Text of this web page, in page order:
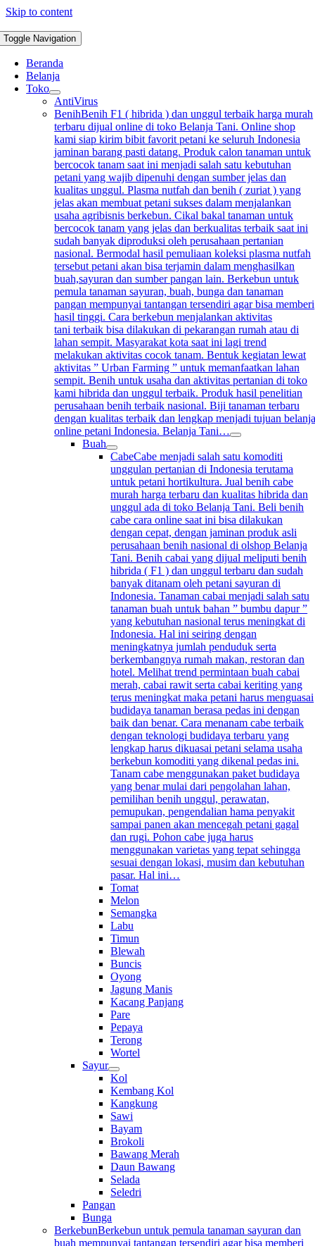
Skip to content
Toggle Navigation
Beranda
Belanja
Toko
AntiVirus
BenihBenih F1 ( hibrida ) dan unggul terbaik harga murah
terbaru dijual online di toko Belanja Tani. Online shop
kami siap kirim bibit favorit petani ke seluruh Indonesia
jaminan barang pasti datang. Produk calon tanaman untuk
bercocok tanam saat ini menjadi salah satu kebutuhan
petani yang wajib dipenuhi dengan sumber jelas dan
kualitas unggul. Plasma nutfah dan benih ( zuriat ) yang
jelas akan membuat petani sukses dalam menjalankan
usaha agribisnis berkebun. Cikal bakal tanaman untuk
bercocok tanam yang jelas dan berkualitas terbaik saat ini
sudah banyak diproduksi oleh perusahaan pertanian
nasional. Bermodal hasil pemuliaan koleksi plasma nutfah
tersebut petani akan bisa terjamin dalam menghasilkan
buah,sayuran dan sumber pangan lain. Berkebun untuk
pemula tanaman sayuran, buah, bunga dan tanaman
pangan mempunyai tantangan tersendiri agar bisa memberi
hasil tinggi. Cara berkebun menjalankan aktivitas
tani terbaik bisa dilakukan di pekarangan rumah atau di
lahan sempit. Masyarakat kota saat ini lagi trend
melakukan aktivitas cocok tanam. Bentuk kegiatan lewat
aktivitas ” Urban Farming ” untuk memanfaatkan lahan
sempit. Benih untuk usaha dan aktivitas pertanian di toko
kami hibrida dan unggul terbaik. Produk hasil penelitian
perusahaan benih terbaik nasional. Biji tanaman terbaru
dengan kualitas terbaik dan lengkap menjadi tujuan
online petani Indonesia. Belanja Tani…
Buah
CabeCabe menjadi salah satu komoditi
unggulan pertanian di Indonesia terutama
untuk petani hortikultura. Jual benih cabe
murah harga terbaru dan kualitas hibrida dan
unggul ada di toko Belanja Tani. Beli benih
cabe cara online saat ini bisa dilakukan
dengan cepat, dengan jaminan produk asli
perusahaan benih nasional di olshop Belanja
Tani. Benih cabai yang dijual meliputi benih
hibrida ( F1 ) dan unggul terbaru dan sudah
banyak ditanam oleh petani sayuran di
Indonesia. Tanaman cabai menjadi salah satu
tanaman buah untuk bahan ” bumbu dapur ”
yang kebutuhan nasional terus meningkat di
Indonesia. Hal ini seiring dengan
meningkatnya jumlah penduduk serta
berkembangnya rumah makan, restoran dan
hotel. Melihat trend permintaan buah cabai
merah, cabai rawit serta cabai keriting yang
terus meningkat maka petani harus menguasai
budidaya tanaman berasa pedas ini dengan
baik dan benar. Cara menanam cabe terbaik
dengan teknologi budidaya terbaru yang
lengkap harus dikuasai petani selama usaha
berkebun komoditi yang dikenal pedas ini.
Tanam cabe menggunakan paket budidaya
yang benar mulai dari pengolahan lahan,
pemilihan benih unggul, perawatan,
pemupukan, pengendalian hama penyakit
sampai panen akan mencegah petani gagal
dan rugi. Pohon cabe juga harus
menggunakan varietas yang tepat sehingga
sesuai dengan lokasi, musim dan kebutuhan
pasar. Hal ini…
Tomat
Melon
Semangka
Labu
Timun
Blewah
Buncis
Oyong
Jagung Manis
Kacang Panjang
Pare
Pepaya
Terong
Wortel
Sayur
Kol
Kembang Kol
Kangkung
Sawi
Bayam
Brokoli
Bawang Merah
Daun Bawang
Selada
Seledri
Pangan
Bunga
BerkebunBerkebun untuk pemula tanaman sayuran dan
buah mempunyai tantangan tersendiri agar bisa memberi